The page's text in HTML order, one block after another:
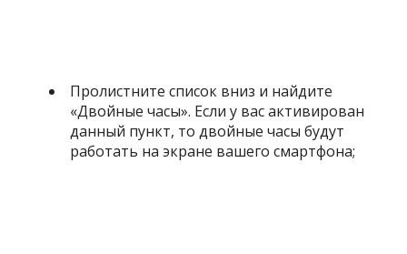
Пролистните список вниз и найдите
«Двойные часы». Если у вас активирован
данный пункт, то двойные часы будут
работать на экране вашего смартфона;